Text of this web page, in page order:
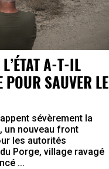
A-T-IL
POUR SAUVER LE
sévèrement la
un nouveau front
les autorités
Porge, village ravagé
...